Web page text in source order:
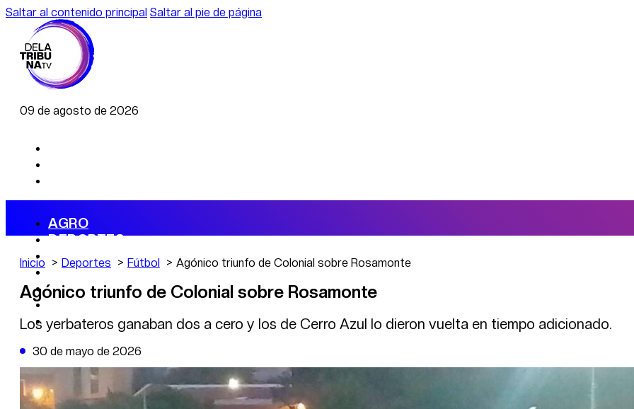
Saltar al contenido principal Saltar al pie de página
09 de agosto de 2026
AGRO
DEPORTES
ECONOMÍA
POLÍTICA
CAMBIO CLIMÁTICO
DE LA TRIBUNA TV
Inicio Deportes Fútbol Agónico triunfo de Colonial sobre Rosamonte
Agónico triunfo de Colonial sobre Rosamonte
Los yerbateros ganaban dos a cero y los de Cerro Azul lo dieron vuelta en tiempo adicionado.
30 de mayo de 2026